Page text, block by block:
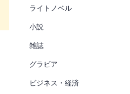
ライトノベル
小説
雑誌
グラビア
ビジネス・経済